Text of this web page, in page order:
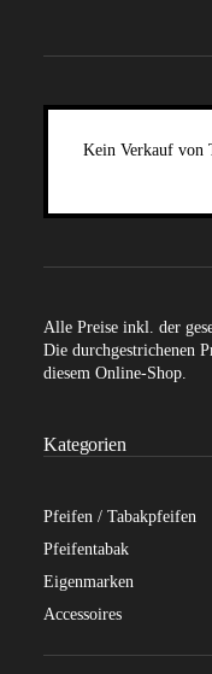
Kein Verkauf von
Alle Preise inkl. der
Die durchgestrichenen
diesem Online-Shop.
Kategorien
Pfeifen / Tabakpfeifen
Pfeifentabak
Eigenmarken
Accessoires